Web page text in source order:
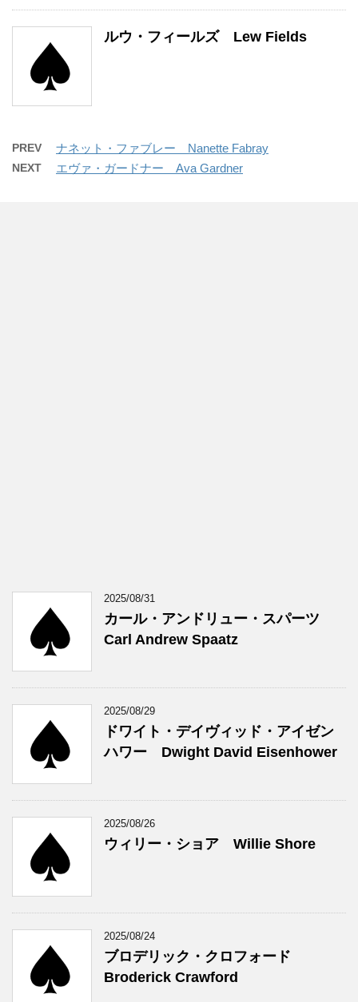
ルウ・フィールズ Lew Fields
PREV ナネット・ファブレー Nanette Fabray
NEXT エヴァ・ガードナー Ava Gardner
2025/08/31
カール・アンドリュー・スパーツ
Carl Andrew Spaatz
2025/08/29
ドワイト・デイヴィッド・アイゼン
ハワー Dwight David Eisenhower
2025/08/26
ウィリー・ショア Willie Shore
2025/08/24
ブロデリック・クロフォード
Broderick Crawford